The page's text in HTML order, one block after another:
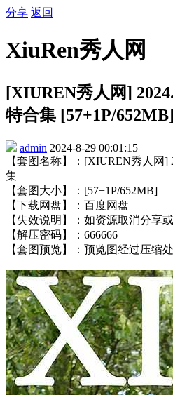
分享 返回
XiuRen秀人网
[XIUREN秀人网]
特合集 [57+1P/652MB]
admin 2024-8-29 00:01:15
【套图名称】：[XIUREN秀人网]
集
【套图大小】：[57+1P/652MB]
【下载网盘】：百度网盘
【失效说明】：如资源取消分享
【解压密码】：666666
【套图预览】：预览图经过压缩